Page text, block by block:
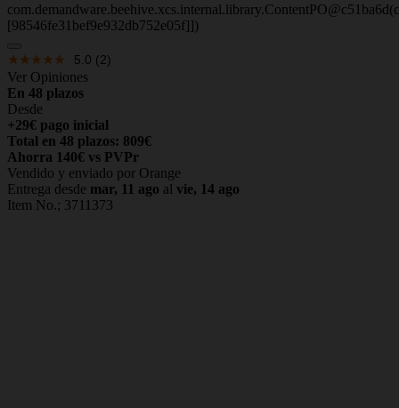
[98546fe31bef9e932db752e05f]])
5.0 (2)
Ver Opiniones
En 48 plazos
Desde
+29€ pago inicial
Total en 48 plazos: 809€
Ahorra 140€ vs PVPr
Vendido y enviado por Orange
Entrega desde mar, 11 ago al vie, 14 ago
Item No.; 3711373